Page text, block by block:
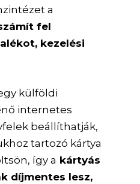
a
fel
kezelési
külföldi
internetes
beállíthatják,
tartozó kártya
így a kártyás
díjmentes lesz,